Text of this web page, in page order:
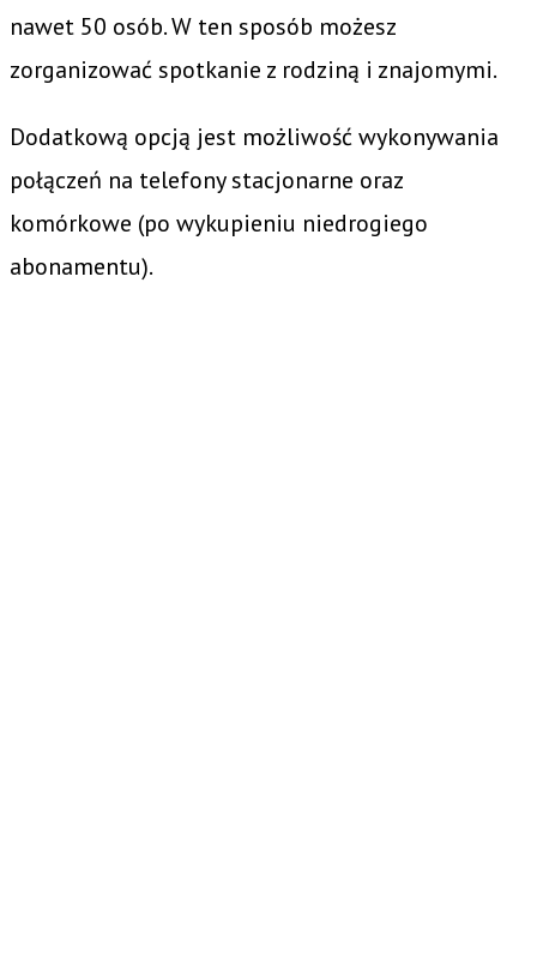
nawet 50 osób. W ten sposób możesz
zorganizować spotkanie z rodziną i znajomymi.
Dodatkową opcją jest możliwość wykonywania
połączeń na telefony stacjonarne oraz
komórkowe (po wykupieniu niedrogiego
abonamentu).